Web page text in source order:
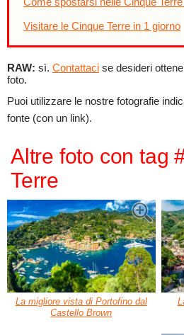
Visitare le Cinque Terre in 1 giorno
RAW: sì. Contattaci se desideri
foto.
Puoi utilizzare le nostre fotografie
fonte (con un link).
Altre foto con tag
Terre
La migliore vista di Portofino dal
Castello Brown